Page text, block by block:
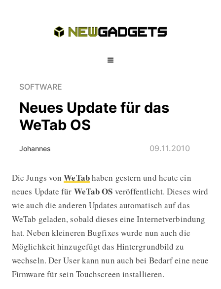
SOFTWARE
Neues Update für das
WeTab OS
Johannes 09.11.2010
Neues Update für das WeTab OS
Die Jungs vonWeTabhaben gestern und heute ein
neues Update für WeTab OS veröffentlicht. Dieses wird
wie auch die anderen Updates automatisch auf das
WeTab geladen, sobald dieses eine Internetverbindung
hat. Neben kleineren Bugfixes wurde nun auch die
Möglichkeit hinzugefügt das Hintergrundbild zu
wechseln. Der User kann nun auch bei Bedarf eine neue
Firmware für sein Touchscreen installieren.